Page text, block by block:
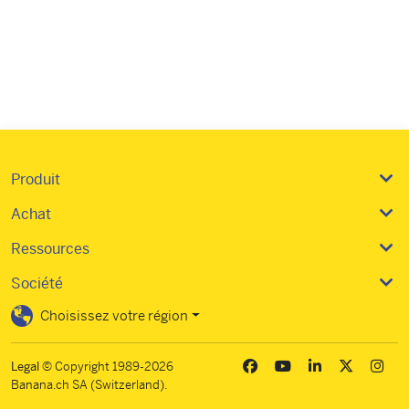
Produit
Achat
Ressources
Société
Choisissez votre région
Legal© Copyright 1989-2026
Banana.ch SA (Switzerland).